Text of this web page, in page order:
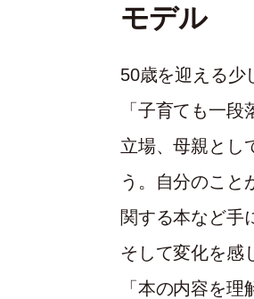
モデル
50歳を迎える少
「子育ても一
立場、母親とし
う。自分のこと
関する本など手
そして変化を感
「本の内容を